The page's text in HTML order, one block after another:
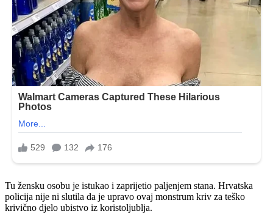
Tu žensku osobu je istukao i zaprijetio paljenjem stana. Hrvatska
policija nije ni slutila da je upravo ovaj monstrum kriv za teško
krivično djelo ubistvo iz koristoljublja.